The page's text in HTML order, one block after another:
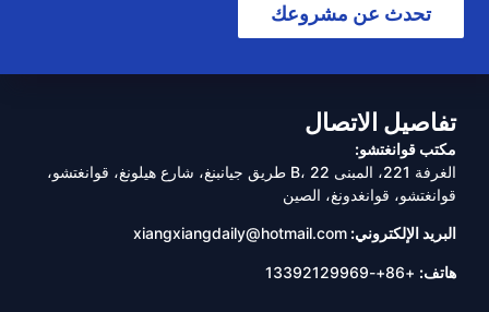
تحدث عن مشروعك
تفاصيل الاتصال
مكتب قوانغتشو:
الغرفة 221، المبنى B، 22 طريق جيانبنغ، شارع هيلونغ، قوانغتشو،
قوانغتشو، قوانغدونغ، الصين
البريد الإلكتروني: xiangxiangdaily@hotmail.com
هاتف: +86+-13392129969